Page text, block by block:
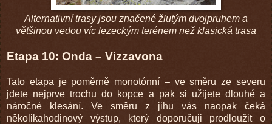
Alternativní trasy jsou značené žlutým dvojpruhem a
většinou vedou víc lezeckým terénem než klasická trasa
Etapa 10: Onda – Vizzavona
Tato etapa je poměrně monotónní – ve směru ze severu
jdete nejprve trochu do kopce a pak si užijete dlouhé a
náročné klesání. Ve směru z jihu vás naopak čeká
několikahodinový výstup, který doporučuji prodloužit o